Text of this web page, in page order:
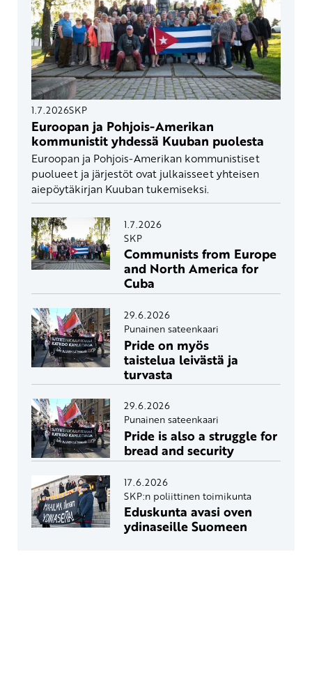
1.7.2026SKP
Euroopan ja Pohjois-Amerikan
kommunistit yhdessä Kuuban puolesta
Euroopan ja Pohjois-Amerikan kommunistiset
puolueet ja järjestöt ovat julkaisseet yhteisen
aiepöytäkirjan Kuuban tukemiseksi.
1.7.2026
SKP
Communists from Europe
and North America for
Cuba
29.6.2026
Punainen sateenkaari
Pride on myös
taistelua leivästä ja
turvasta
29.6.2026
Punainen sateenkaari
Pride is also a struggle for
bread and security
17.6.2026
SKP:n poliittinen toimikunta
Eduskunta avasi oven
ydinaseille Suomeen